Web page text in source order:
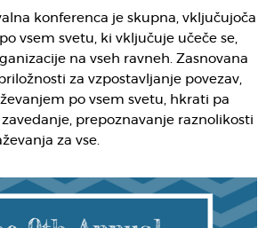
konferenca je skupna, vključujoča
vsem svetu, ki vključuje učeče se,
na vseh ravneh. Zasnovana
za vzpostavljanje povezav,
po vsem svetu, hkrati pa
prepoznavanje raznolikosti
za vse.